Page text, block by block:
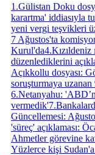
1 .Gülistan Doku
karartma' iddiasıyla
yeni vergi teşvikleri
7 Ağustos'ta
Kurul'da4.Kızıldeniz
düzenlediklerini
Açıkkollu dosyası:
soruşturmaya uzanan
6.Netanyahu:
vermedik'7.
Güncellemesi:
'süreç' açıklaması:
Ahmetler görevine
Yüzlerce kişi Sudan'a